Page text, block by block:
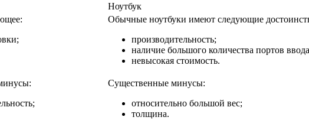
Ноутбук
Обычные ноутбуки имеют следующие
производительность;
наличие большого количества портов
невысокая стоимость.
Существенные минусы:
относительно большой вес;
толщина.